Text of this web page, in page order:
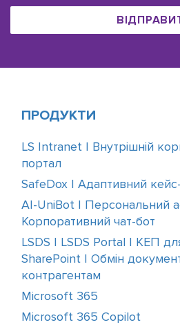
ПРОДУКТИ
LS Intranet | Внутрішній
портал
SafeDox | Адаптивний
AI-UniBot | Персональний
Корпоративний чат-бот
LSDS | LSDS Portal | КЕП
SharePoint | Обмін
контрагентам
Microsoft 365
Microsoft 365 Copilot